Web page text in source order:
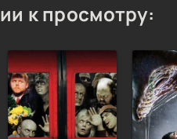
к просмотру: